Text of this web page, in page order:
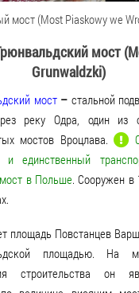
мост (Most Piaskowy we
мост
Grunwaldzki)
мост– стальной
реку Одра, один из
мостов Вроцлава.
и единственный
в Польше. Сооружен в
площадь Повстанцев
площадью. На
строительства он